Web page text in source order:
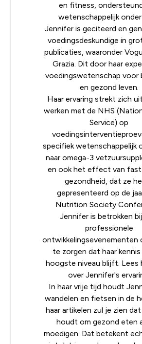
en fitness,
wetenschappelijk
Jennifer is geciteerd en
voedingsdeskundige in
publicaties, waaronder
Grazia. Dit door haar
voedingswetenschap voor
en gezond leven.
Haar ervaring strekt zich
werken met de NHS
Service) op
specifiek wetenschappelijk
naar omega-3
en ook het effect van
gezondheid, dat ze
gepresenteerd op de
Nutrition Society
Jennifer is betrokken
professionele
ontwikkelingsevenementen
te zorgen dat haar
hoogste niveau blijft. Lees
over Jennifer's
In haar vrije tijd houdt
wandelen en fietsen in de
haar artikelen zul je zien
houdt om gezond eten
moedigen. Dat betekent